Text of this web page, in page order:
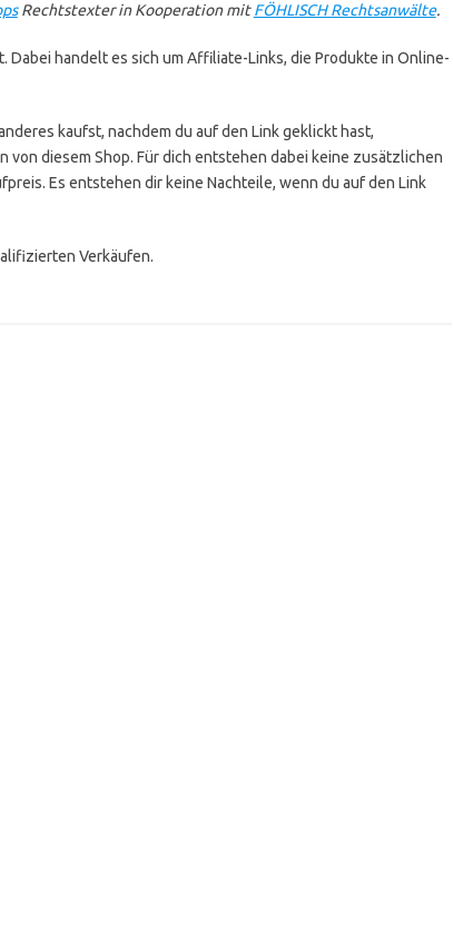
Rechtstexter in Kooperation mitFÖHLISCH Rechtsanwälte.
Dabei handelt es sich um Affiliate-Links, die Produkte in Online-
kaufst, nachdem du auf den Link geklickt hast,
von diesem Shop. Für dich entstehen dabei keine zusätzlichen
Es entstehen dir keine Nachteile, wenn du auf den Link
Verkäufen.